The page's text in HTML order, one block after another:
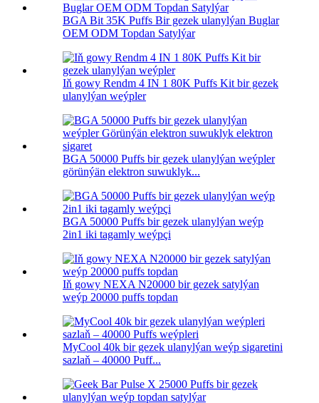
BGA Bit 35K Puffs Bir gezek ulanylýan Buglar
OEM ODM Topdan Satylýar
Iň gowy Rendm 4 IN 1 80K Puffs Kit bir gezek
ulanylýan weýpler
BGA 50000 Puffs bir gezek ulanylýan weýpler
görünýän elektron suwuklyk...
BGA 50000 Puffs bir gezek ulanylýan weýp
2in1 iki tagamly weýpçi
Iň gowy NEXA N20000 bir gezek satylýan
weýp 20000 puffs topdan
MyCool 40k bir gezek ulanylýan weýp sigaretini
sazlaň – 40000 Puff...